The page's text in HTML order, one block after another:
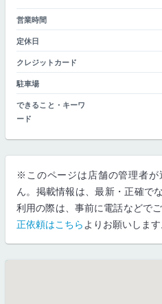
営業時間
定休日
クレジットカード
駐車場
できること・キーワ
ード
※このページは店舗の管理者
ん。掲載情報は、最新・正確で
利用の際は、事前に電話などで
正依頼はこちら よりお願いします